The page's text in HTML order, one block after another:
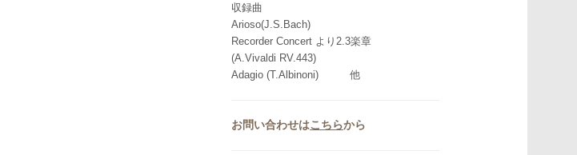
収録曲
Arioso(J.S.Bach)
Recorder Concert より2.3楽章
(A.Vivaldi RV.443)
Adagio (T.Albinoni) 他
お問い合わせはこちらから